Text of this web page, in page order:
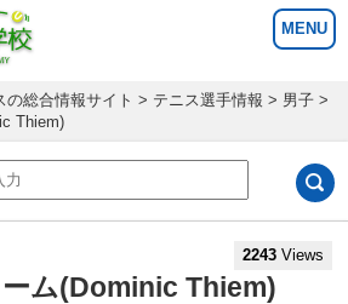
の総合情報サイト > テニス選手情報 > 男子 >
Thiem)
2243 Views
ーム(Dominic Thiem)